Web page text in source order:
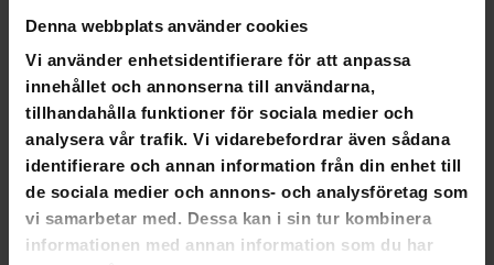
Denna webbplats använder cookies
Vi använder enhetsidentifierare för att anpassa
innehållet och annonserna till användarna,
tillhandahålla funktioner för sociala medier och
analysera vår trafik. Vi vidarebefordrar även sådana
identifierare och annan information från din enhet till
de sociala medier och annons- och analysföretag som
vi samarbetar med. Dessa kan i sin tur kombinera
informationen med annan information som du har
rymligare är ofta bekvämare att ha på sig.
4,8 Baserat på 57 recensioner
47
9